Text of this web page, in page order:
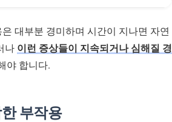
대부분 경미하며 시간이 지나면 자연
나 이런 증상들이 지속되거나 심해질 경
야 합니다.
부작용